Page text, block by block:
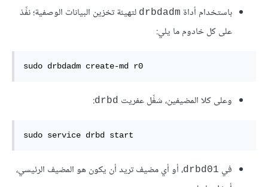
باستخدام أداة drbdadm لتهيئة تخزين البيانات الوصفية؛ نفِّذ
على كل خادوم ما يلي:
sudo drbdadm create-md r0
وعلى كلا المضيفين، شغِّل عفريت drbd
:
sudo service drbd start
في drbd01، أو أي مضيف تريد أن يكون هو المضيف الرئيسي،